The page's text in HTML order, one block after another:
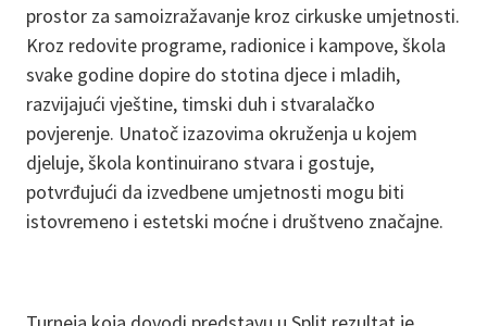
prostor za samoizražavanje kroz cirkuske umjetnosti.
Kroz redovite programe, radionice i kampove, škola
svake godine dopire do stotina djece i mladih,
razvijajući vještine, timski duh i stvaralačko
povjerenje. Unatoč izazovima okruženja u kojem
djeluje, škola kontinuirano stvara i gostuje,
potvrđujući da izvedbene umjetnosti mogu biti
istovremeno i estetski moćne i društveno značajne.